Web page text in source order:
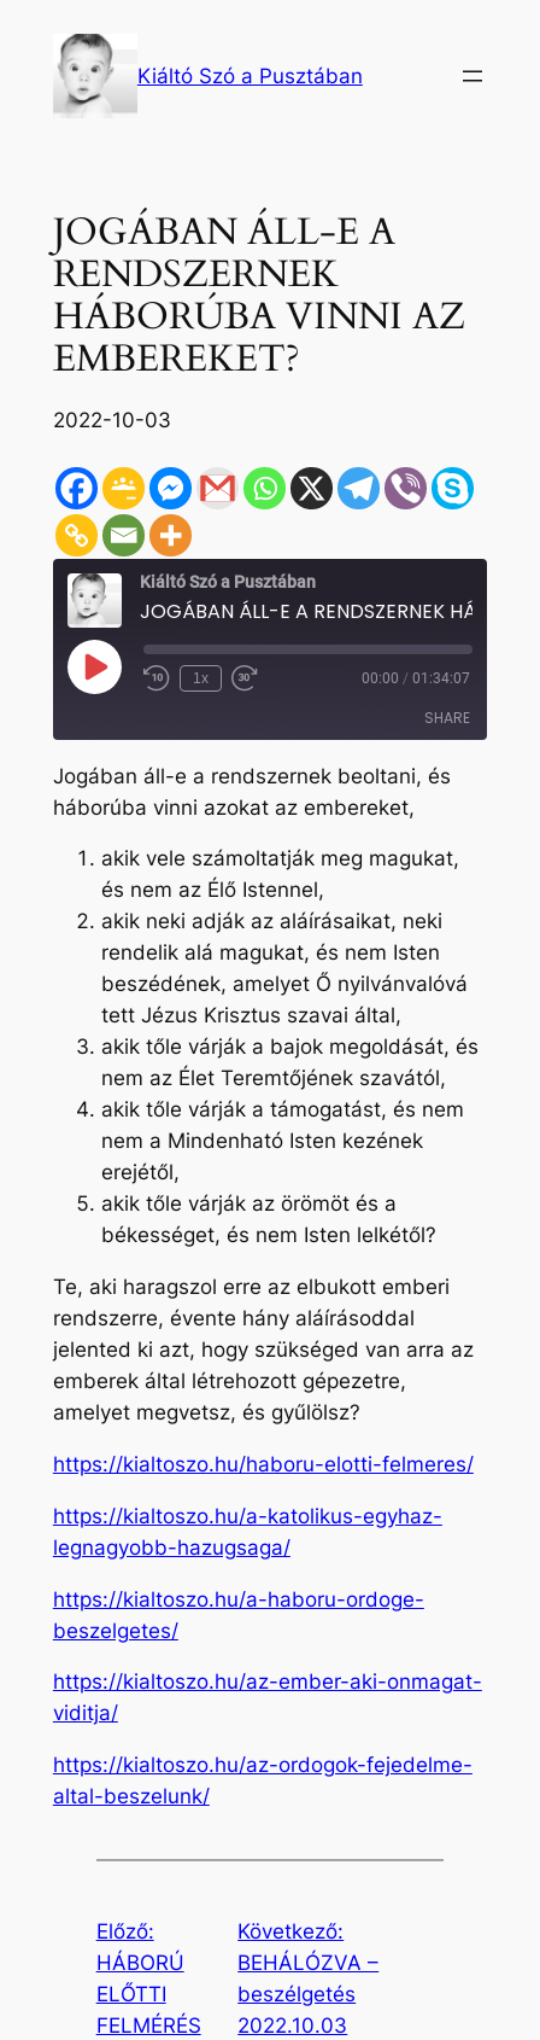
tartalomhoz
Kiáltó Szó a Pusztában
JOGÁBAN ÁLL-E A
RENDSZERNEK
HÁBORÚBA VINNI AZ
EMBEREKET?
2022-10-03
Kiáltó Szó a Pusztában
Play
Episode Rewind
1x
Fast
seconds
00:00 / 01:34:07
SHARE
SHARE
EMBED
Jogában áll-e a rendszernek beoltani, és
háborúba vinni azokat az embereket,
akik vele számoltatják meg magukat,
és nem az Élő Istennel,
akik neki adják az aláírásaikat, neki
rendelik alá magukat, és nem Isten
beszédének, amelyet Ő nyilvánvalóvá
tett Jézus Krisztus szavai által,
akik tőle várják a bajok megoldását, és
nem az Élet Teremtőjének szavától,
akik tőle várják a támogatást, és nem
nem a Mindenható Isten kezének
erejétől,
akik tőle várják az örömöt és a
békességet, és nem Isten lelkétől?
Te, aki haragszol erre az elbukott emberi
rendszerre, évente hány aláírásoddal
jelented ki azt, hogy szükséged van arra az
emberek által létrehozott gépezetre,
amelyet megvetsz, és gyűlölsz?
https://kialtoszo.hu/haboru-elotti-felmeres/
https://kialtoszo.hu/a-katolikus-egyhaz-
legnagyobb-hazugsaga/
https://kialtoszo.hu/a-haboru-ordoge-
beszelgetes/
https://kialtoszo.hu/az-ember-aki-onmagat-
viditja/
https://kialtoszo.hu/az-ordogok-fejedelme-
altal-beszelunk/
Előző:
HÁBORÚ
ELŐTTI
FELMÉRÉS
Következő:
BEHÁLÓZVA –
beszélgetés
2022.10.03